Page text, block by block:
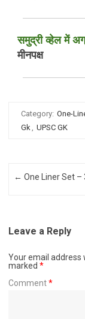
समुद्री व्हेल में
मीनपक्ष
Category: One-
Gk, UPSC GK
Post navigation
← One Liner Set –
Leave a Reply
Your email address
marked *
Comment*